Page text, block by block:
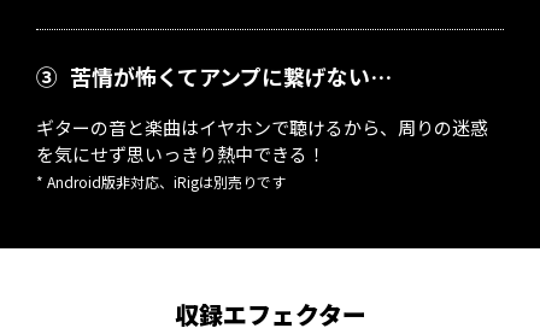
③ 苦情が怖くてアンプに繋げない…
ギターの音と楽曲はイヤホンで聴けるから、周りの迷惑
を気にせず思いっきり熱中できる！
* Android版非対応、iRigは別売りです
収録エフェクター